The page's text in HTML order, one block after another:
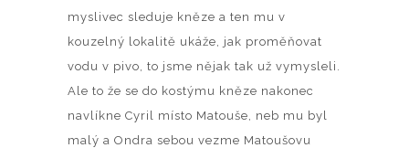
myslivec sleduje kněze a ten mu v
kouzelný lokalitě ukáže, jak proměňovat
vodu v pivo, to jsme nějak tak už vymysleli.
Ale to že se do kostýmu kněze nakonec
navlíkne Cyril místo Matouše, neb mu byl
malý a Ondra sebou vezme Matoušovu